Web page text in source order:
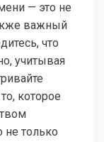
— это не
важный
что
учитывая
которое
не только